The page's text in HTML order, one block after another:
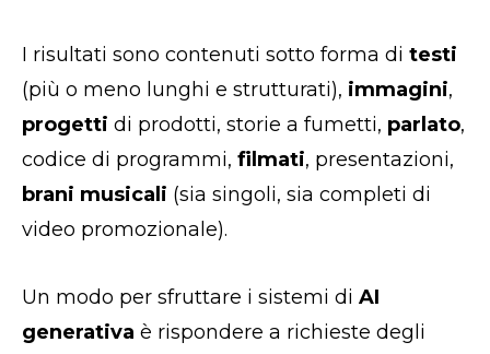
I risultati sono contenuti sotto forma di testi
(più o meno lunghi e strutturati), immagini,
progetti di prodotti, storie a fumetti, parlato,
codice di programmi, filmati, presentazioni,
brani musicali (sia singoli, sia completi di
video promozionale).
Un modo per sfruttare i sistemi di AI
generativa è rispondere a richieste degli